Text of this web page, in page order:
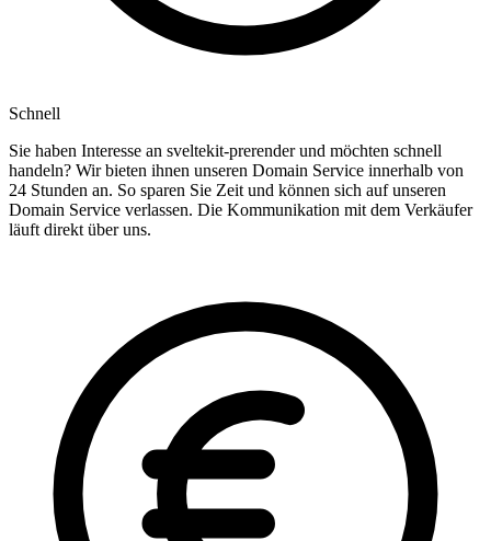
Schnell
Sie haben Interesse an sveltekit-prerender und möchten schnell
handeln? Wir bieten ihnen unseren Domain Service innerhalb von
24 Stunden an. So sparen Sie Zeit und können sich auf unseren
Domain Service verlassen. Die Kommunikation mit dem Verkäufer
läuft direkt über uns.